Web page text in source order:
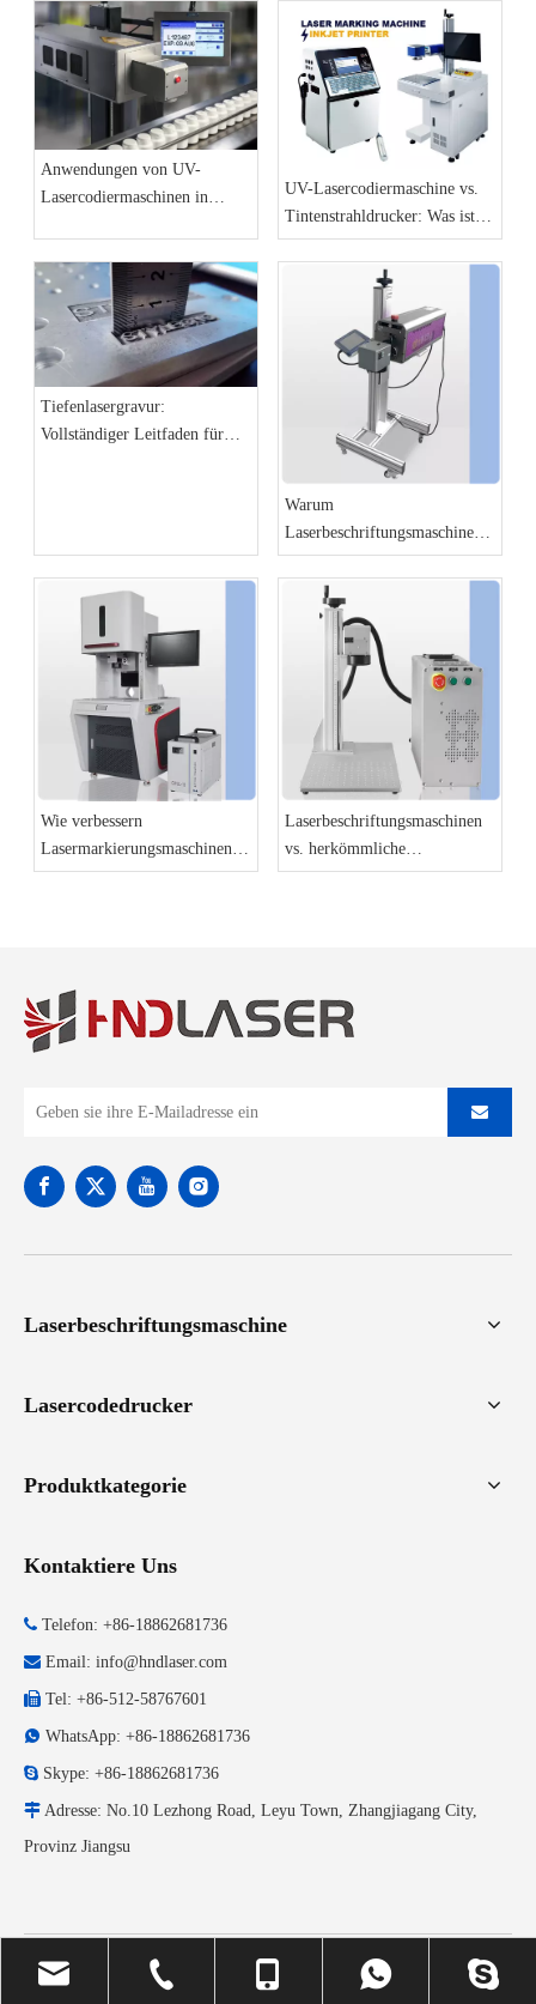
vollständige Einkaufsführer
2026
umsteigen
Anwendungen von UV-
Lasercodiermaschinen in
UV-Lasercodiermaschine vs.
Tintenstrahldrucker: Was ist
besser für Produktionslinien?
Tiefenlasergravur:
Vollständiger Leitfaden für
Warum
Laserbeschriftungsmaschinen
die Zukunft der Fertigung sind
Wie verbessern
Lasermarkierungsmaschinen
die Produktidentifizierung und
Laserbeschriftungsmaschinen
vs. herkömmliche
Beschriftungsmethoden: Ein
Laserbeschriftungsmaschine
Lasercodedrucker
Produktkategorie
Kontaktiere Uns
 Telefon: +86-18862681736
 Email: info@hndlaser.com
 Tel: +86-512-58767601
 WhatsApp: +86-18862681736
 Skype: +86-18862681736
 Adresse: No.10 Lezhong Road, Leyu Town, Zhangjiagang City,
Provinz Jiangsu
Copyright © 2023 HND Laser. Alle Rechte vorbehalten. Sitemap.